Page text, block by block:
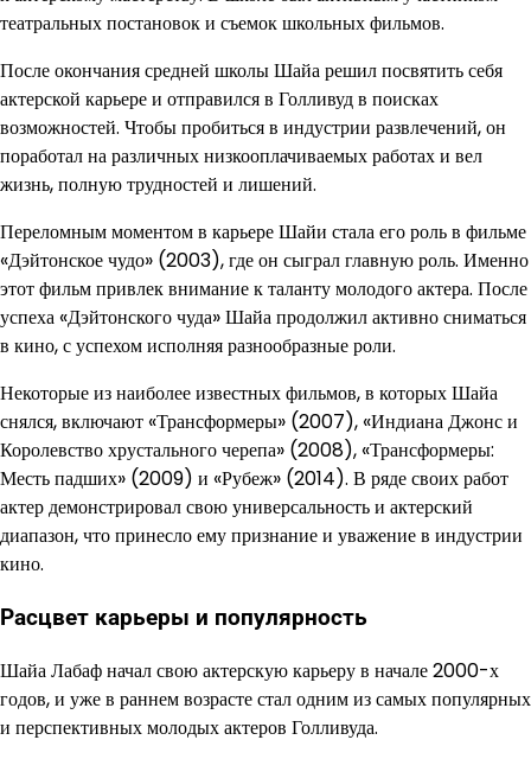
театральных постановок и съемок школьных фильмов.
После окончания средней школы Шайа решил посвятить себя
актерской карьере и отправился в Голливуд в поисках
возможностей. Чтобы пробиться в индустрии развлечений, он
поработал на различных низкооплачиваемых работах и вел
жизнь, полную трудностей и лишений.
Переломным моментом в карьере Шайи стала его роль в фильме
«Дэйтонское чудо» (2003), где он сыграл главную роль. Именно
этот фильм привлек внимание к таланту молодого актера. После
успеха «Дэйтонского чуда» Шайа продолжил активно сниматься
в кино, с успехом исполняя разнообразные роли.
Некоторые из наиболее известных фильмов, в которых Шайа
снялся, включают «Трансформеры» (2007), «Индиана Джонс и
Королевство хрустального черепа» (2008), «Трансформеры:
Месть падших» (2009) и «Рубеж» (2014). В ряде своих работ
актер демонстрировал свою универсальность и актерский
диапазон, что принесло ему признание и уважение в индустрии
кино.
Расцвет карьеры и популярность
Шайа Лабаф начал свою актерскую карьеру в начале 2000-х
годов, и уже в раннем возрасте стал одним из самых популярных
и перспективных молодых актеров Голливуда.